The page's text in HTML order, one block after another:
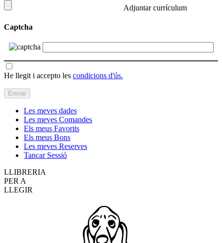
Adjuntar currículum
Captcha
He llegit i accepto les condicions d'ús.
Les meves dades
Les meves Comandes
Els meus Favorits
Els meus Bons
Les meves Reserves
Tancar Sessió
LLIBRERIA
PER A
LLEGIR